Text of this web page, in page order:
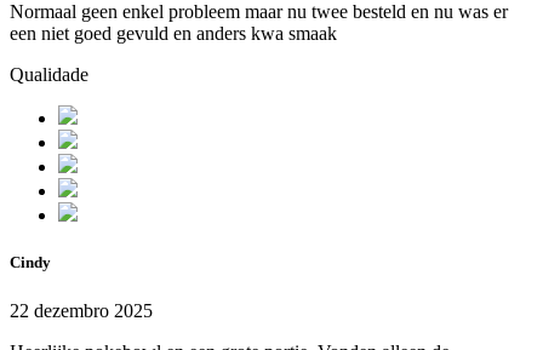
Normaal geen enkel probleem maar nu twee besteld en nu was er
een niet goed gevuld en anders kwa smaak
Qualidade
Cindy
22 dezembro 2025